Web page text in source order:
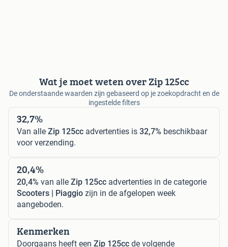
Wat je moet weten over Zip 125cc
De onderstaande waarden zijn gebaseerd op je zoekopdracht en de
ingestelde filters
32,7%
Van alle Zip 125cc advertenties is 32,7% beschikbaar
voor verzending.
20,4%
20,4% van alle Zip 125cc advertenties in de categorie
Scooters | Piaggio zijn in de afgelopen week
aangeboden.
Kenmerken
Doorgaans heeft een Zip 125cc de volgende